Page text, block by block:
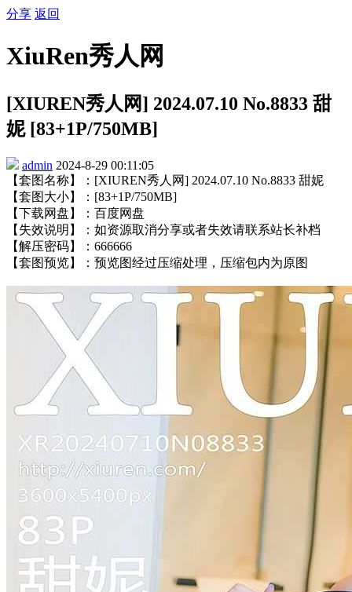
分享 返回
XiuRen秀人网
[XIUREN秀人网] 2024.07.10 No.8833 甜
妮 [83+1P/750MB]
admin 2024-8-29 00:11:05
【套图名称】：[XIUREN秀人网] 2024.07.10 No.8833 甜妮
【套图大小】：[83+1P/750MB]
【下载网盘】：百度网盘
【失效说明】：如资源取消分享或者失效请联系站长补档
【解压密码】：666666
【套图预览】：预览图经过压缩处理，压缩包内为原图